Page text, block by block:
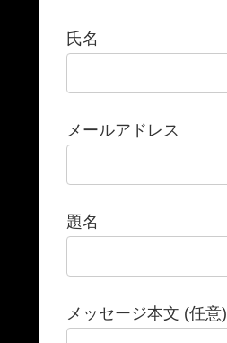
氏名
メールアドレス
題名
メッセージ本文 (任意)